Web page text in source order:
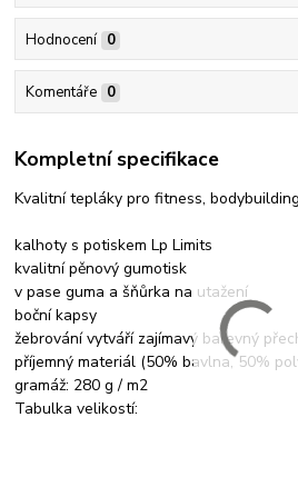
Hodnocení 0
Komentáře 0
Kompletní specifikace
Kvalitní tepláky pro fitness,
kalhoty s potiskem Lp Limits
kvalitní pěnový gumotisk
v pase guma a šňůrka na utažení
boční kapsy
žebrování vytváří zajímavý barevný
příjemný materiál (50% bavlna, 50%
gramáž: 280 g / m2
Tabulka velikostí: